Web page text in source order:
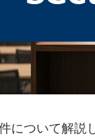
について解説